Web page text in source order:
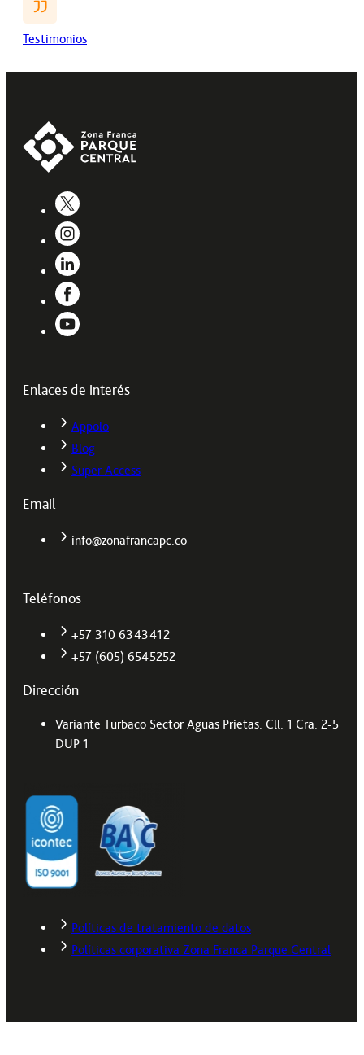
Testimonios
Enlaces de interés
Appolo
Blog
Super Access
Email
info@zonafrancapc.co
Teléfonos
+57 310 6343412
+57 (605) 6545252
Dirección
Variante Turbaco Sector Aguas Prietas. Cll. 1 Cra. 2-5
DUP 1
Políticas de tratamiento de datos
Políticas corporativa Zona Franca Parque Central